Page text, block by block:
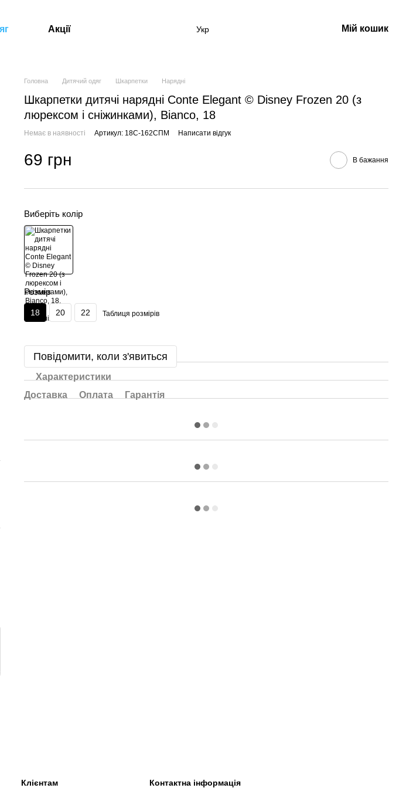
Акції Укр Мій кошик
Головна Дитячий одяг Шкарпетки Нарядні
Шкарпетки дитячі нарядні Conte Elegant © Disney Frozen 20 (з
люрексом і сніжинками), Bianco, 18
Немає в наявності Артикул: 18С-162СПМ Написати відгук
69 грн В бажання
Виберіть колір
Розмір
18 20 22 Таблиця розмірів
Повідомити, коли з'явиться
Характеристики
Доставка
Оплата Гарантія
Клієнтам Контактна інформація